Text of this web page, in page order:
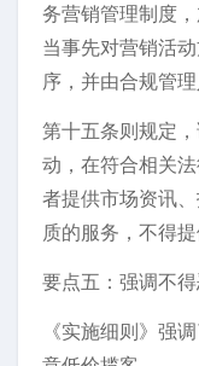
务营销管理制度
当事先对营销活
序，并由合规管理
第十五条则规定
动，在符合相关
者提供市场资讯
质的服务，不得
要点五：强调不
《实施细则》强